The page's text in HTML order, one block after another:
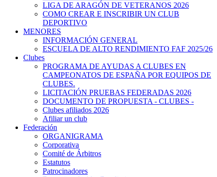
LIGA DE ARAGÓN DE VETERANOS 2026
COMO CREAR E INSCRIBIR UN CLUB
DEPORTIVO
MENORES
INFORMACIÓN GENERAL
ESCUELA DE ALTO RENDIMIENTO FAF 2025/26
Clubes
PROGRAMA DE AYUDAS A CLUBES EN
CAMPEONATOS DE ESPAÑA POR EQUIPOS DE
CLUBES.
LICITACIÓN PRUEBAS FEDERADAS 2026
DOCUMENTO DE PROPUESTA - CLUBES -
Clubes afiliados 2026
Afiliar un club
Federación
ORGANIGRAMA
Corporativa
Comité de Árbitros
Estatutos
Patrocinadores